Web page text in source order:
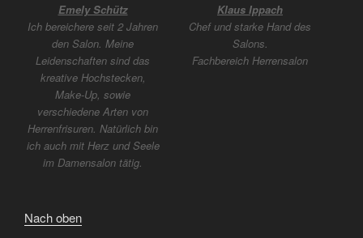
Emely Schütz
Ich bereichere seit 2 Jahren
den Salon. Meine
Leidenschaften sind das
kreative Hochstecken,
Make-Up, sowie
verschiedene Arten von
Herrenfrisuren. Natürlich bin
ich auch mit Herz und Seele
im Damensalon tätig.
Klaus Ippach
Chef und starke Hand des
Salons.
Fachbereich Herrensalon
Nach oben